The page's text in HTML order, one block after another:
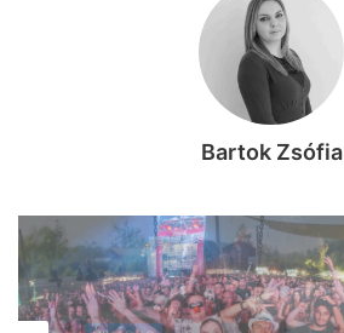
Bartok Zsófia
KIKAPCS